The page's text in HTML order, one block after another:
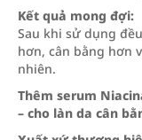
Kết quả mong đợi:
Sau khi sử dụng
hơn, cân bằng hơn
nhiên.
Thêm serum
– cho làn da cân